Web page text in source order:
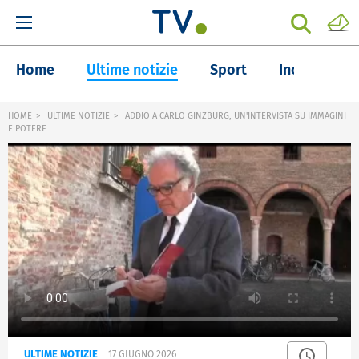
Home Ultime notizie Sport Inchieste
HOME ULTIME NOTIZIE
ADDIO A CARLO GINZBURG, UN'INTERVISTA SU IMMAGINI
E POTERE
ULTIME NOTIZIE 17 GIUGNO 2026